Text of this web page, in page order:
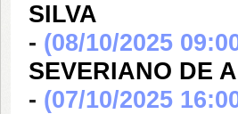
SILVA
- (08/10/2025
SEVERIANO DE
- (07/10/2025